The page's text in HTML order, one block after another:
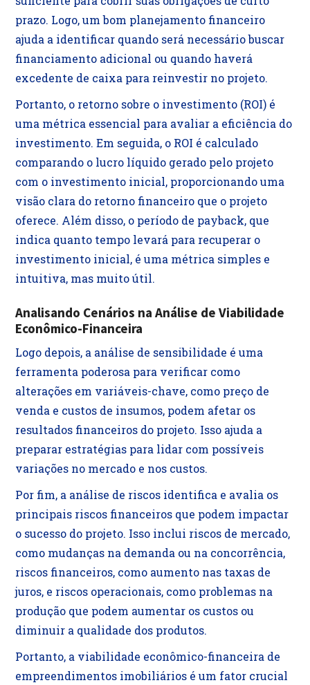
prazo. Logo, um bom planejamento financeiro
ajuda a identificar quando será necessário buscar
financiamento adicional ou quando haverá
excedente de caixa para reinvestir no projeto.
Portanto, o retorno sobre o investimento (ROI) é
uma métrica essencial para avaliar a eficiência do
investimento. Em seguida, o ROI é calculado
comparando o lucro líquido gerado pelo projeto
com o investimento inicial, proporcionando uma
visão clara do retorno financeiro que o projeto
oferece. Além disso, o período de payback, que
indica quanto tempo levará para recuperar o
investimento inicial, é uma métrica simples e
intuitiva, mas muito útil.
Analisando Cenários na Análise de Viabilidade
Econômico-Financeira
Logo depois, a análise de sensibilidade é uma
ferramenta poderosa para verificar como
alterações em variáveis-chave, como preço de
venda e custos de insumos, podem afetar os
resultados financeiros do projeto. Isso ajuda a
preparar estratégias para lidar com possíveis
variações no mercado e nos custos.
Por fim, a análise de riscos identifica e avalia os
principais riscos financeiros que podem impactar
o sucesso do projeto. Isso inclui riscos de mercado,
como mudanças na demanda ou na concorrência,
riscos financeiros, como aumento nas taxas de
juros, e riscos operacionais, como problemas na
produção que podem aumentar os custos ou
diminuir a qualidade dos produtos.
Portanto, a viabilidade econômico-financeira de
empreendimentos imobiliários é um fator crucial